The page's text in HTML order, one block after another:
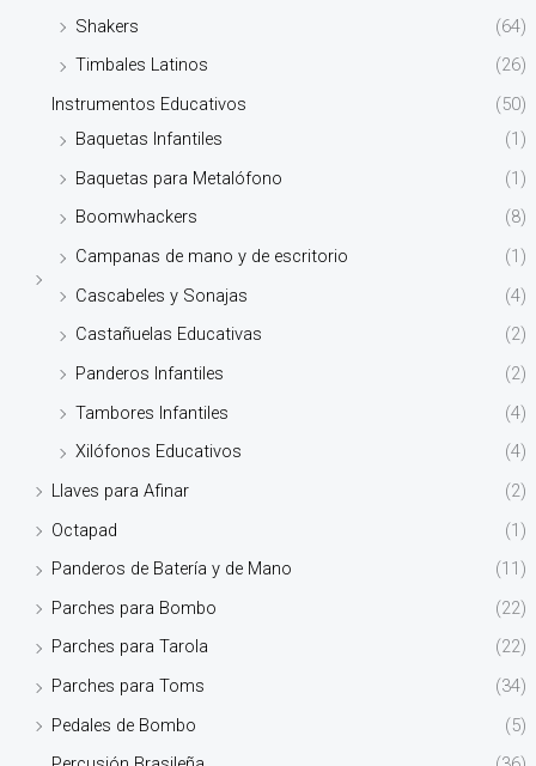
Shakers
(64)
Timbales Latinos
(26)
Instrumentos Educativos
(50)
Baquetas Infantiles
(1)
Baquetas para Metalófono
(1)
Boomwhackers
(8)
Campanas de mano y de escritorio
(1)
Cascabeles y Sonajas
(4)
Castañuelas Educativas
(2)
Panderos Infantiles
(2)
Tambores Infantiles
(4)
Xilófonos Educativos
(4)
Llaves para Afinar
(2)
Octapad
(1)
Panderos de Batería y de Mano
(11)
Parches para Bombo
(22)
Parches para Tarola
(22)
Parches para Toms
(34)
Pedales de Bombo
(5)